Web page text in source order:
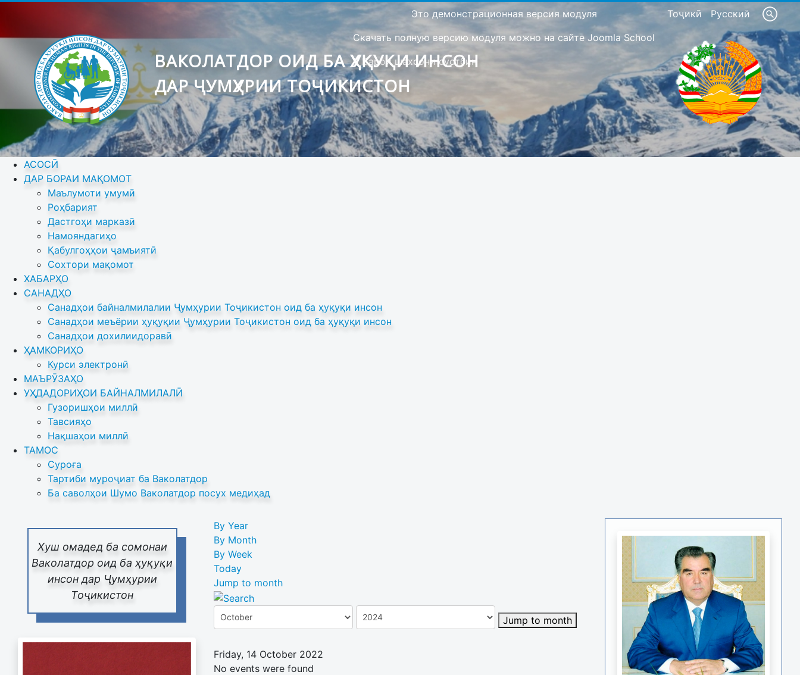
Тоҷикӣ Русский
Это демонстрационная версия модуля
Скачать полную версию модуля можно на сайте Joomla School
Барои шахсони сустбин
ВАКОЛАТДОР ОИД БА ҲУҚУҚИ ИНСОН
ДАР ҶУМҲУРИИ ТОҶИКИСТОН
АСОСӢ
ДАР БОРАИ МАҚОМОТ
Маълумоти умумӣ
Роҳбарият
Дастгоҳи марказӣ
Намояндагиҳо
Қабулгоҳҳои ҷамъиятӣ
Сохтори мақомот
ХАБАРҲО
САНАДҲО
Санадҳои байналмилалии Ҷумҳурии Тоҷикистон оид ба ҳуқуқи инсон
Санадҳои меъёрии ҳуқуқии Ҷумҳурии Тоҷикистон оид ба ҳуқуқи инсон
Санадҳои дохилиидоравӣ
ҲАМКОРИҲО
Курси электронӣ
МАЪРӮЗАҲО
УҲДАДОРИҲОИ БАЙНАЛМИЛАЛӢ
Гузоришҳои миллӣ
Тавсияҳо
Нақшаҳои миллӣ
ТАМОС
Суроға
Тартиби муроҷиат ба Ваколатдор
Ба саволҳои Шумо Ваколатдор посух медиҳад
Хуш омадед ба сомонаи
Ваколатдор оид ба ҳуқуқи
инсон дар Ҷумҳурии
Тоҷикистон
By Year
By Month
By Week
Today
Jump to month
Jump to month
Friday, 14 October 2022
No events were found